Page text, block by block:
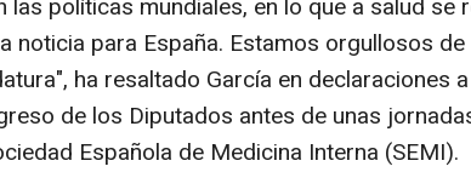
las políticas mundiales, en lo que a salud se
noticia para España. Estamos orgullosos
ha resaltado García en declaraciones
de los Diputados antes de unas
Española de Medicina Interna (SEMI).